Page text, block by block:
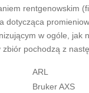
rentgenowskim
w ogóle,
pochodzą z
ARL
Bruker AXS